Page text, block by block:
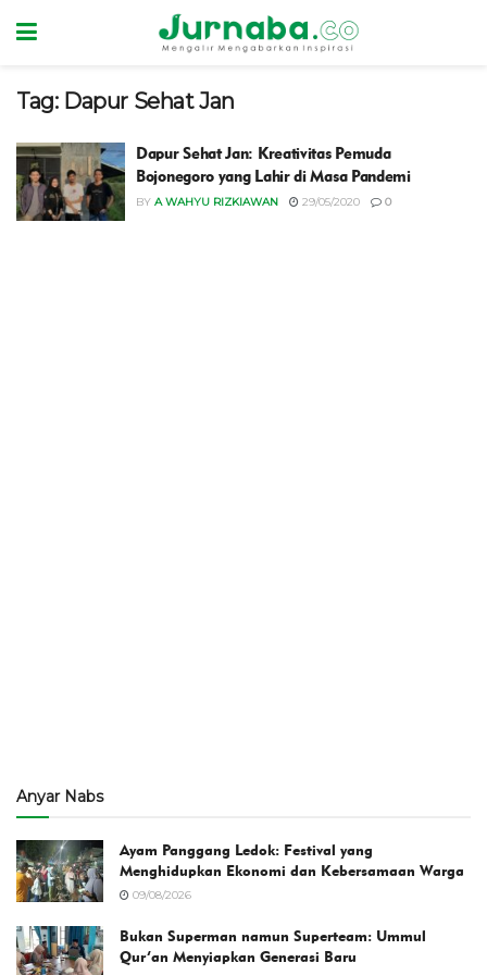
Tag: Dapur Sehat Jan
Dapur Sehat Jan: Kreativitas Pemuda
Bojonegoro yang Lahir di Masa Pandemi
BY A WAHYU RIZKIAWAN 29/05/2020 0
Anyar Nabs
Ayam Panggang Ledok: Festival yang
Menghidupkan Ekonomi dan Kebersamaan Warga
09/08/2026
Bukan Superman namun Superteam: Ummul
Qur’an Menyiapkan Generasi Baru